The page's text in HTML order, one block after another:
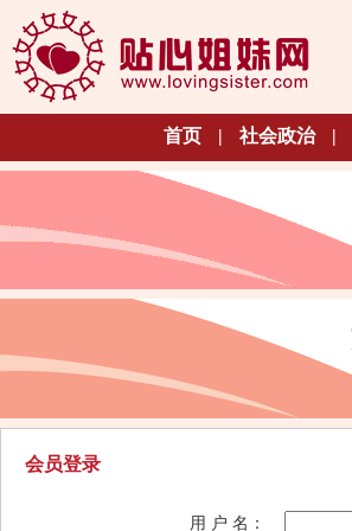
首页 | 社会政治 |
会员登录
用 户 名：